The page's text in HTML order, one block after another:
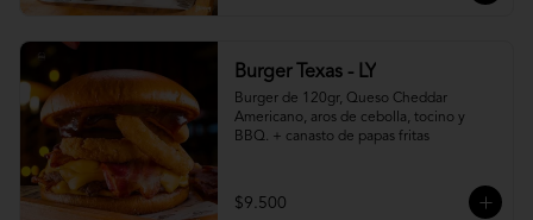
Burger Texas - LY
Burger de 120gr, Queso Cheddar
Americano, aros de cebolla, tocino y
BBQ. + canasto de papas fritas
$9.500